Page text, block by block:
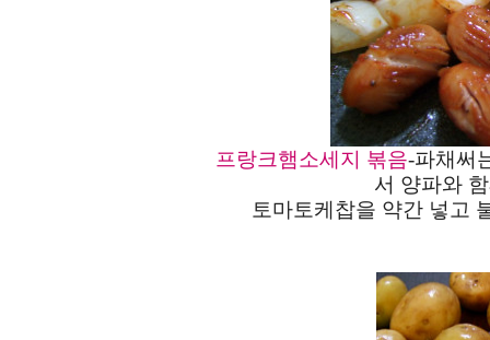
프랑크햄소세지 볶음-파채써
서 양파와
토마토케찹을 약간 넣고